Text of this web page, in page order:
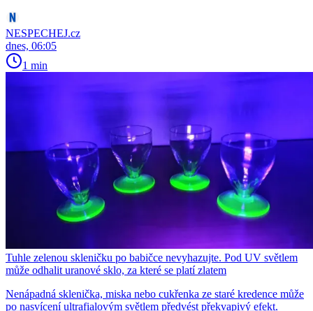
NESPECHEJ.cz
dnes, 06:05
1 min
Tuhle zelenou skleničku po babičce nevyhazujte. Pod UV světlem
může odhalit uranové sklo, za které se platí zlatem
Nenápadná sklenička, miska nebo cukřenka ze staré kredence může
po nasvícení ultrafialovým světlem předvést překvapivý efekt.